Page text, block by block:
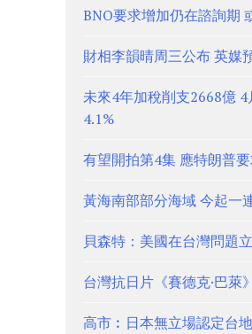
BNO要求增加仍在諮詢期
財相李韻晴周三公布 英媒
未來4年加稅削支2668億
4.1%
有望開拍第4集 應特朗普
黃海南部部分海域 今起一
貝森特：美國在台灣問題
台灣抗日片《賽德克·巴萊
高市︰日本無立場認定台